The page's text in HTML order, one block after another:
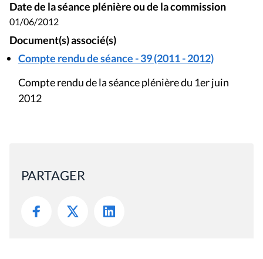
Date de la séance plénière ou de la commission
01/06/2012
Document(s) associé(s)
Compte rendu de séance - 39 (2011 - 2012)
Compte rendu de la séance plénière du 1er juin
2012
PARTAGER